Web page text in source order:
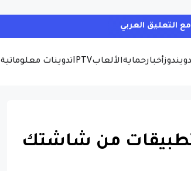
ويندوزأخبارحمايةالألعابIPTVتدوينات معلوماتية
من شاشتك